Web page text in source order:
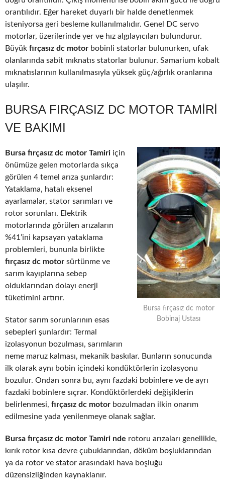
orantılıdır. Eğer hareket duyarlı bir halde denetlenmek
isteniyorsa geri besleme kullanılmalıdır. Genel DC servo
motorlar, üzerilerinde yer ve hız algılayıcıları bulundurur.
Büyük fırçasız dc motor bobinli statorlar bulunurken, ufak
olanlarında sabit mıknatıs statorlar bulunur. Samarium kobalt
mıknatıslarının kullanılmasıyla yüksek güç/ağırlık oranlarına
ulaşılır.
BURSA FIRÇASIZ DC MOTOR TAMIRI
VE BAKIMI
Bursa fırçasız dc motor
Bobinaj Ustası
Bursa fırçasız dc motor Tamiri için
önümüze gelen motorlarda sıkça
görülen 4 temel arıza şunlardır:
Yataklama, hatalı eksenel
ayarlamalar, stator sarımları ve
rotor sorunları. Elektrik
motorlarında görülen arızaların
%41’ini kapsayan yataklama
problemleri, bununla birlikte
fırçasız dc motor sürtünme ve
sarım kayıplarına sebep
olduklarından dolayı enerji
tüketimini artırır.
Stator sarım sorunlarının esas
sebepleri şunlardır: Termal
izolasyonun bozulması, sarımların
neme maruz kalması, mekanik baskılar. Bunların sonucunda
ilk olarak aynı bobin içindeki kondüktörlerin izolasyonu
bozulur. Ondan sonra bu, aynı fazdaki bobinlere ve de ayrı
fazdaki bobinlere sıçrar. Kondüktörlerdeki değişiklerin
belirlenmesi, fırçasız dc motor bozulmadan ilkin onarım
edilmesine yada yenilenmeye olanak sağlar.
Bursa fırçasız dc motor Tamiri nde rotoru arızaları genellikle,
kırık rotor kısa devre çubuklarından, döküm boşluklarından
ya da rotor ve stator arasındaki hava boşluğu
düzensizliğinden kaynaklanır.